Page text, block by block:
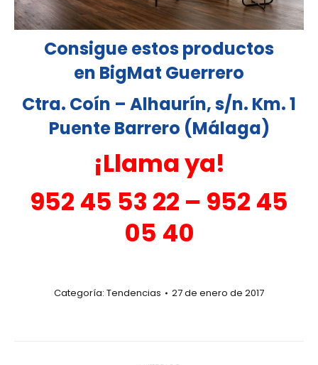
Consigue estos productos
en BigMat Guerrero
Ctra. Coín – Alhaurín, s/n. Km. 1
Puente Barrero (Málaga)
¡Llama ya!
952 45 53 22 – 952 45
05 40
Categoría: Tendencias 27 de enero de 2017